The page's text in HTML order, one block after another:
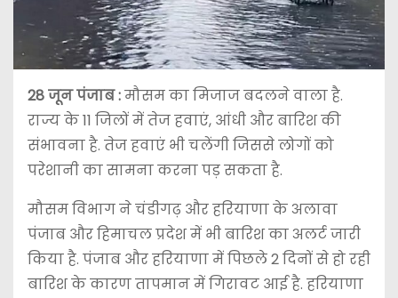
28 जून पंजाब :मौसम का मिजाज बदलने वाला है.
राज्य के 11 जिलों में तेज हवाएं, आंधी और बारिश की
संभावना है. तेज हवाएं भी चलेंगी जिससे लोगों को
परेशानी का सामना करना पड़ सकता है.
मौसम विभाग ने चंडीगढ़ और हरियाणा के अलावा
पंजाब और हिमाचल प्रदेश में भी बारिश का अलर्ट जारी
किया है. पंजाब और हरियाणा में पिछले 2 दिनों से हो रही
बारिश के कारण तापमान में गिरावट आई है. हरियाणा